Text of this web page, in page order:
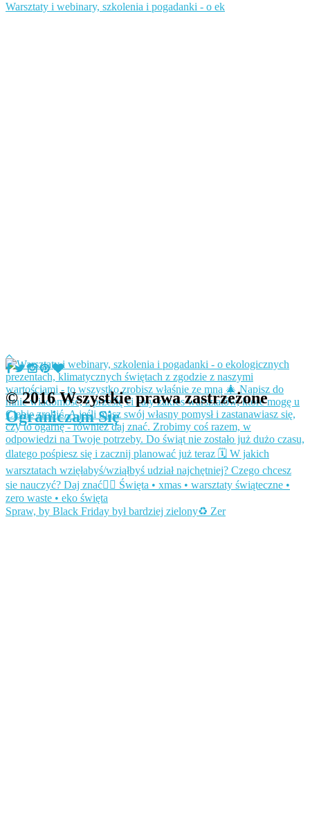
Warsztaty i webinary, szkolenia i pogadanki - o ek
Spraw, by Black Friday był bardziej zielony♻️ Zer
© 2016 Wszystkie prawa zastrzeżone
Ograniczam Się